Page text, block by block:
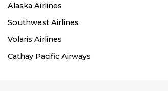
Alaska Airlines
Southwest Airlines
Volaris Airlines
Cathay Pacific Airways